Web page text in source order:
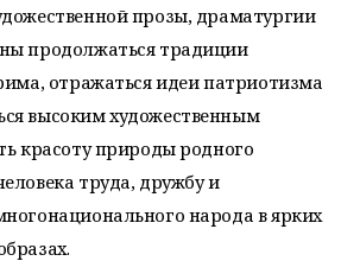
прозы, драматургии
продолжаться традиции
отражаться идеи патриотизма
высоким художественным
красоту природы родного
труда, дружбу и
народа в ярких